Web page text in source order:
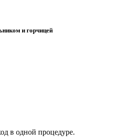
и горчицей
в одной процедуре.